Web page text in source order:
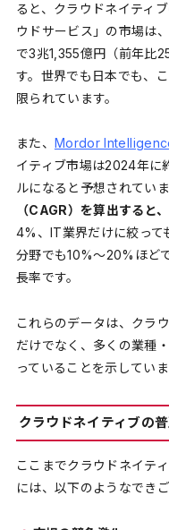
ると、クラウドネイティ
ウドサービス」の市場は
で3兆1,355億円（前年比
す。世界でも日本でも、
限られています。
また、 Mordor
イティブ市場は2024年に
ルになると予想されてい
（CAGR）を算出すると
4%、IT業界だけに絞って
分野でも10%～20%ほど
長率です。
これらのデータは、クラ
だけでなく、多くの業種
っていることを示していま
クラウドネイティブの
ここまでクラウドネイテ
には、以下のようなでき